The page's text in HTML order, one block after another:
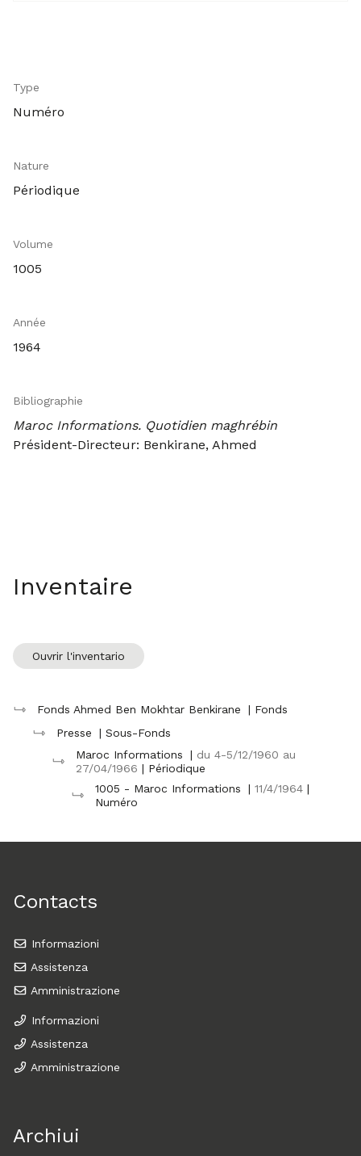
Type
Numéro
Nature
Périodique
Volume
1005
Année
1964
Bibliographie
Maroc Informations. Quotidien maghrébin
Président-Directeur: Benkirane, Ahmed
Inventaire
Ouvrir l'inventario
Fonds Ahmed Ben Mokhtar Benkirane
| Fonds
Presse
| Sous-Fonds
Maroc Informations
| du 4-5/12/1960 au
27/04/1966 | Périodique
1005 - Maroc Informations
| 11/4/1964 |
Numéro
Contacts
Informazioni
Assistenza
Amministrazione
Informazioni
Assistenza
Amministrazione
Archiui